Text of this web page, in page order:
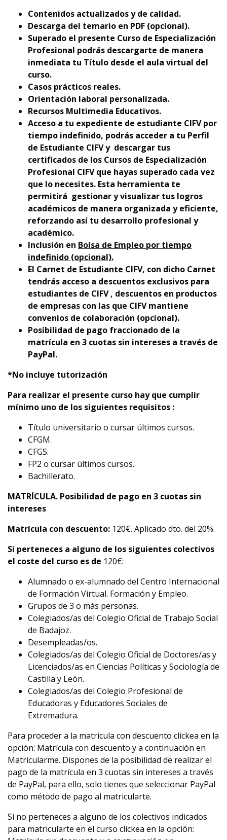
Contenidos actualizados y de calidad.
Descarga del temario en PDF (opcional).
Superado el presente Curso de Especialización
Profesional podrás descargarte de manera
inmediata tu Título desde el aula virtual del
curso.
Casos prácticos reales.
Orientación laboral personalizada.
Recursos Multimedia Educativos.
Acceso a tu expediente de estudiante CIFV por
tiempo indefinido, podrás acceder a tu Perfil
de Estudiante CIFV y descargar tus
certificados de los Cursos de Especialización
Profesional CIFV que hayas superado cada vez
que lo necesites. Esta herramienta te
permitirá gestionar y visualizar tus logros
académicos de manera organizada y eficiente,
reforzando así tu desarrollo profesional y
académico.
Inclusión en Bolsa de Empleo por tiempo
indefinido (opcional).
El Carnet de Estudiante CIFV, con dicho Carnet
tendrás acceso a descuentos exclusivos para
estudiantes de CIFV , descuentos en productos
de empresas con las que CIFV mantiene
convenios de colaboración (opcional).
Posibilidad de pago fraccionado de la
matrícula en 3 cuotas sin intereses a través de
PayPal.
*No incluye tutorización
Para realizar el presente curso hay que cumplir
mínimo uno de los siguientes requisitos :
Título universitario o cursar últimos cursos.
CFGM.
CFGS.
FP2 o cursar últimos cursos.
Bachillerato.
MATRÍCULA. Posibilidad de pago en 3 cuotas sin
intereses
Matrícula con descuento: 120€. Aplicado dto. del 20%.
Si perteneces a alguno de los siguientes colectivos
el coste del curso es de 120€:
Alumnado o ex-alumnado del Centro Internacional
de Formación Virtual. Formación y Empleo.
Grupos de 3 o más personas.
Colegiados/as del Colegio Oficial de Trabajo Social
de Badajoz.
Desempleadas/os.
Colegiados/as del Colegio Oficial de Doctores/as y
Licenciados/as en Ciencias Políticas y Sociología de
Castilla y León.
Colegiados/as del Colegio Profesional de
Educadoras y Educadores Sociales de
Extremadura.
Para proceder a la matricula con descuento clickea en la
opción: Matrícula con descuento y a continuación en
Matricularme. Dispones de la posibilidad de realizar el
pago de la matrícula en 3 cuotas sin intereses a través
de PayPal, para ello, solo tienes que seleccionar PayPal
como método de pago al matricularte.
Si no perteneces a alguno de los colectivos indicados
para matricularte en el curso clickea en la opción: